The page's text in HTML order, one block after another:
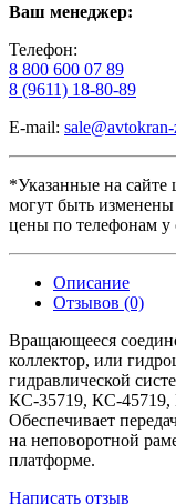
Ваш менеджер:
Телефон:
8 800 600 07 89
8 (9611) 18-80-89
E-mail:
*Указанные на
могут быть
цены по телефонам у
Описание
Отзывов (0)
Вращающееся
коллектор, или
гидравлической
КС‑35719, КС‑45719,
Обеспечивает
на неповоротной
платформе.
Написать отзыв